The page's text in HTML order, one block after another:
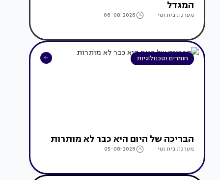
המגדל
מערכת בית ונוי 06-08-2026
חומרים וטכנולוגיות
הבריכה של היום היא כבר לא מותרות
מערכת בית ונוי 05-08-2026